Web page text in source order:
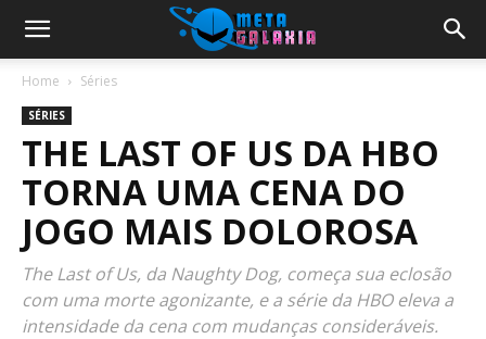
Home Séries
SÉRIES
THE LAST OF US DA HBO
TORNA UMA CENA DO
JOGO MAIS DOLOROSA
The Last of Us, da Naughty Dog, começa sua eclosão
com uma morte agonizante, e a série da HBO eleva a
intensidade da cena com mudanças consideráveis.